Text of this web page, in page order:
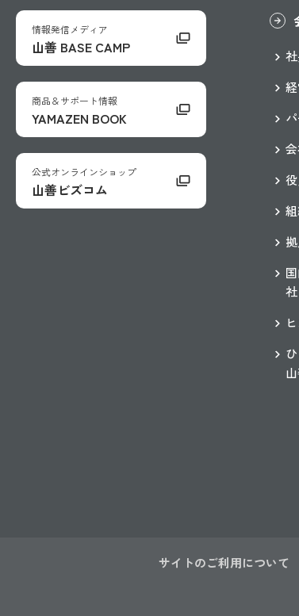
情報発信メディア
山善 BASE CAMP
商品＆サポート情報
YAMAZEN BOOK
公式オンラインショップ
山善ビズコム
社
サイトのご利用について